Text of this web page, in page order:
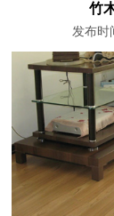
竹
发布时